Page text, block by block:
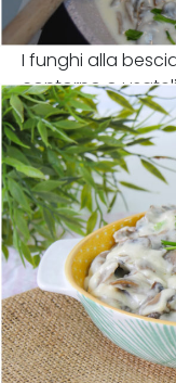
I funghi alla
contorno o